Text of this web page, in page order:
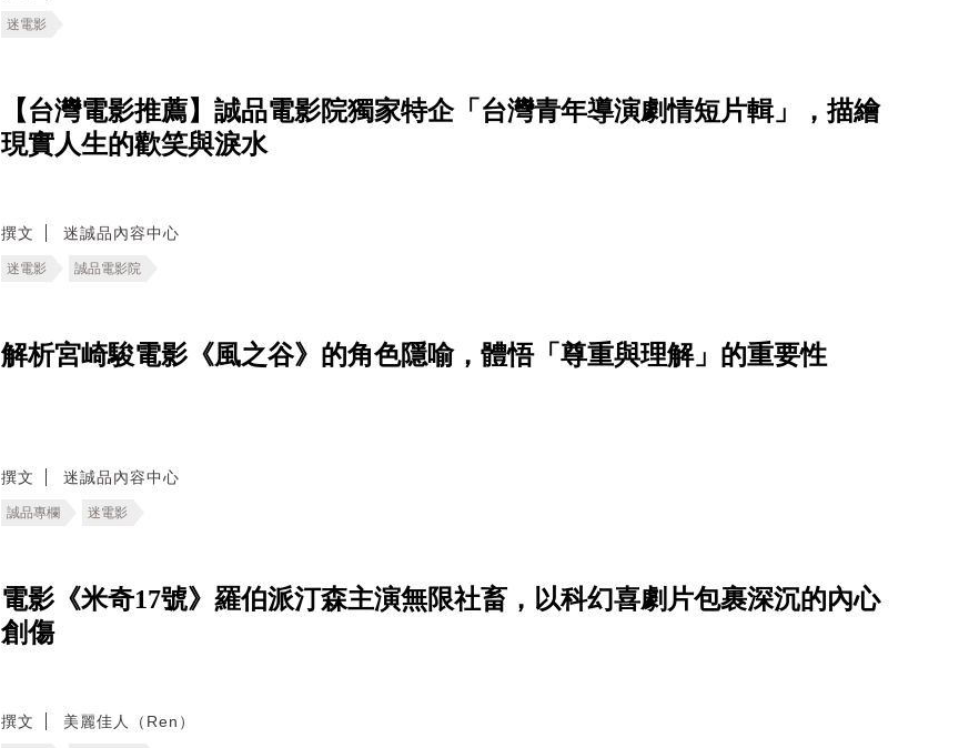
迷電影
【台灣電影推薦】誠品電影院獨家特企「台灣青年導演劇情短片輯」，描繪
現實人生的歡笑與淚水
撰文 迷誠品內容中心
迷電影 誠品電影院
解析宮崎駿電影《風之谷》的角色隱喻，體悟「尊重與理解」的重要性
撰文 迷誠品內容中心
誠品專欄 迷電影
電影《米奇17號》羅伯派汀森主演無限社畜，以科幻喜劇片包裹深沉的內心
創傷
撰文 美麗佳人（Ren）